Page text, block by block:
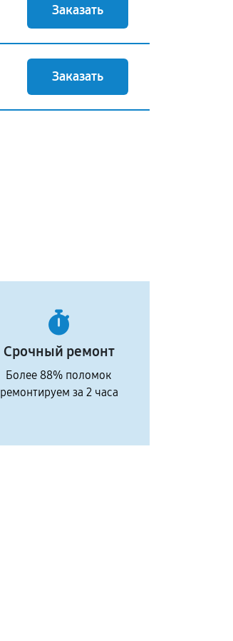
Заказать
Заказать
Срочный ремонт
Более 88% поломок
ремонтируем за 2 часа